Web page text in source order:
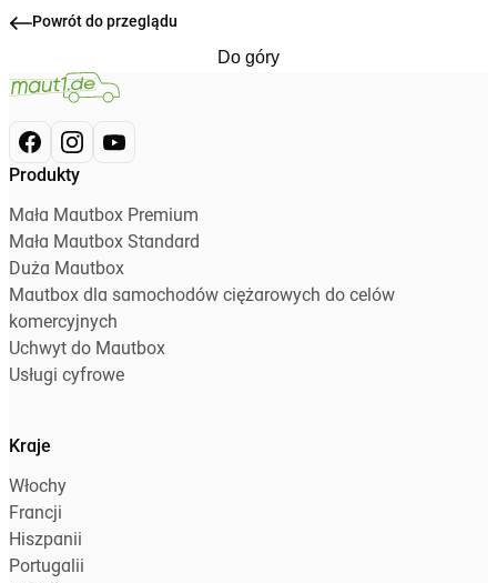
Powrót do przeglądu
Do góry
Produkty
Mała Mautbox Premium
Mała Mautbox Standard
Duża Mautbox
Mautbox dla samochodów ciężarowych do celów
komercyjnych
Uchwyt do Mautbox
Usługi cyfrowe
Kraje
Włochy
Francji
Hiszpanii
Portugalii